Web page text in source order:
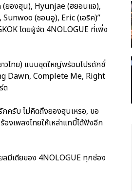
(ยองฮุน), Hyunjae (ฮยอนแจ),
(ซอนอู), Eric (เอริค)”
โดยผู้จัด 4NOLOGUE ที่เพิ่ง
วไทย) แบบชุดใหญ่พร้อมโปรดักชั่
Dawn, Complete Me, Right
ต
กครับ ไม่คิดถึงยองฮุนเหรอ, ขอ
งเพลงไทยให้เหล่าแทบี๋ได้ฟังอีก
ลมีเดียของ 4NOLOGUE ทุกช่อง